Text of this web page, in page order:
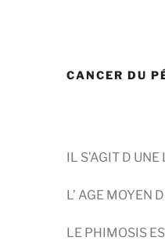
CANCER DU
IL S’AGIT D
L’ AGE MOYEN
LE PHIMOSIS